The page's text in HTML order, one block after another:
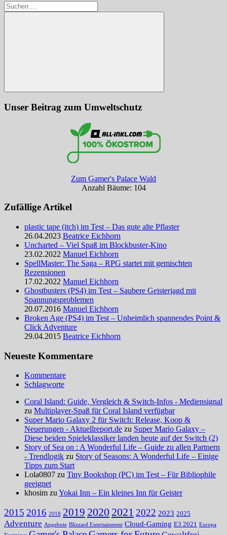
Suchen
nach:
Suchen
Unser Beitrag zum Umweltschutz
Zum Gamer's Palace Wald
Anzahl Bäume: 104
Zufällige Artikel
plastic tape (itch) im Test – Das gute alte Pflaster
26.04.2023 Beatrice Eichhorn
Uncharted – Viel Spaß im Blockbuster-Kino
23.02.2022 Manuel Eichhorn
SpellMaster: The Saga – RPG startet mit gemischten
Rezensionen
17.02.2022 Manuel Eichhorn
Ghostbusters (PS4) im Test – Saubere Geisterjagd mit
Spannungsproblemen
20.07.2016 Manuel Eichhorn
Broken Age (PS4) im Test – Unheimlich spannendes Point &
Click Adventure
29.04.2015 Beatrice Eichhorn
Neueste Kommentare
Kommentare
Schlagworte
Coral Island: Guide, Vergleich & Switch-Infos - Mediensignal
zu Multiplayer-Spaß für Coral Island verfügbar
Super Mario Galaxy 2 für Switch: Release, Koop &
Neuerungen - Aktuellreport.de zu Super Mario Galaxy –
Diese beiden Spieleklassiker landen heute auf der Switch (2)
Story of Sea on : A Wonderful Life – Guide zu allen Partnern
- Trendlogik zu Story of Seasons: A Wonderful Life – Einige
Tipps zum Start
Lola0807 zu Tiny Bookshop (PC) im Test – Für Bibliophile
geeignet
khosim zuYokai Inn – Ein kleines Inn für Geister
2015 2016 2018 2019 2020 2021 2022 2023 2025
Adventure Angebote Blizzard Entertainment Cloud-Gaming E3 2021 Europa